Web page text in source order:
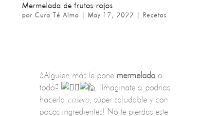
Mermelada de frutos rojos
por Cura Té Alma | May 17, 2022 | Recetas
¿Alguien más le pone mermeladaa
todo?
¡Imaginate si podrías
hacerla casera, súper saludable y con
pocos ingredientes! No te pierdas este